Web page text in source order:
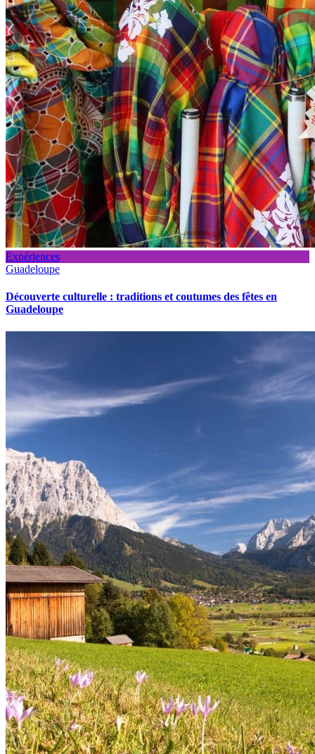
Expériences
Guadeloupe
Découverte culturelle : traditions et coutumes des fêtes en
Guadeloupe